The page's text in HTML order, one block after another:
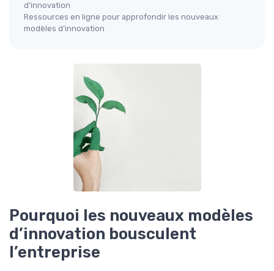
d’innovation
Ressources en ligne pour approfondir les nouveaux
modèles d’innovation
Pourquoi les nouveaux modèles
d’innovation bousculent
l’entreprise